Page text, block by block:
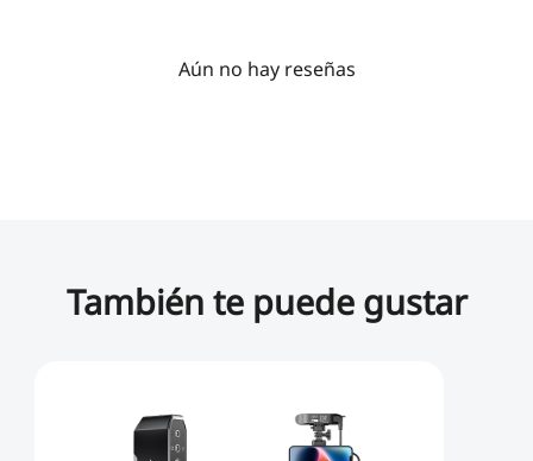
Aún no hay reseñas
También te puede gustar